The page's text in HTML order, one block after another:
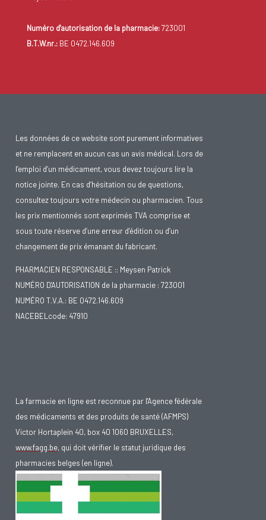
Numéro d'autorisation de la pharmacie:723001
B.T.W.nr.:BE 0472.146.609
Les données de ce website sont purement informatives
et ne remplacent en aucun cas un avis médical. Lors de
l’emploi d’un médicament, vous devez toujours lire la
notice jointe. En cas d’hésitation ou de questions,
consultez toujours votre médecin ou pharmacien. Tous
les prix mentionnés sont exprimés TVA comprise et
sous toute réserve d’une erreur d’édition ou d’un
changement de prix émanant du fabricant.
PHARMACIEN RESPONSABLE :: Meysen Patrick
NUMÉRO D'AUTORISATION de la pharmacie : 723001
NUMÉRO T.V.A.: BE 0472.146.609
NACEBELcode: 47910
La farmacie en ligne est reconnue par l'Agence fédérale
des médicaments et des produits de santé (AFMPS)
Victor Hortaplein 40, box 40 1060 BRUXELLES,
www.fagg.be, qui doit vérifier le statut juridique des
pharmacies belges (en ligne).